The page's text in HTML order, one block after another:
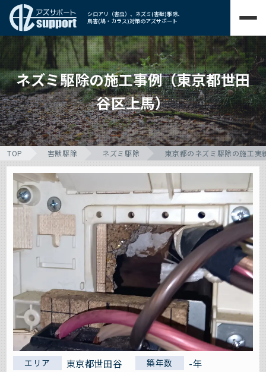
シロアリ（害虫）、ネズミ(害獣)駆除、
鳥害(鳩・カラス)対策のアズサポート
ネズミ駆除の施工事例（東京都世田
谷区上馬）
TOP 害獣駆除 ネズミ駆除 東京都のネズミ駆除の施工実
エリア
東京都世田谷
築年数 -年